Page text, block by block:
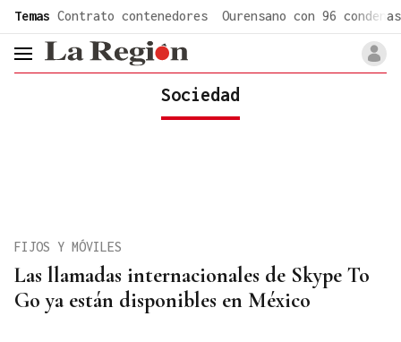
Temas Contrato contenedores Ourensano con 96 condenas
header.menu.open
Sociedad
Las llamadas internacionales de Skype To
Go ya están disponibles en México
FIJOS Y MÓVILES